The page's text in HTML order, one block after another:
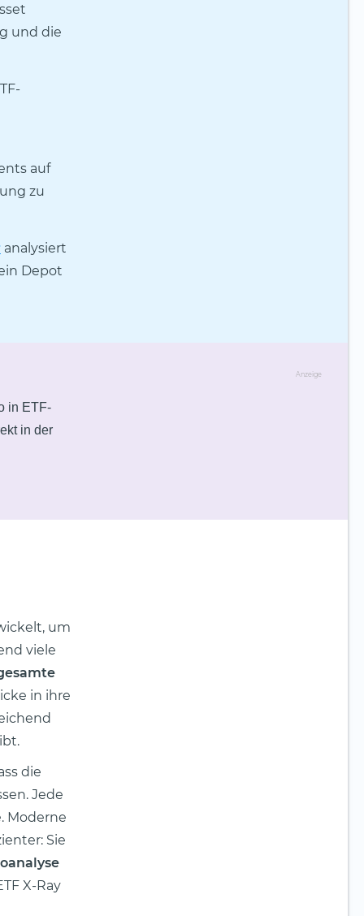
und die
auf
zu
analysiert
Depot
Anzeige
in ETF-
in der
um
viele
in ihre
die
Jede
Moderne
Sie
X-Ray